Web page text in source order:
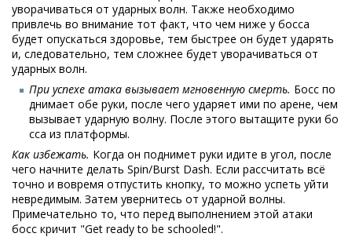
уворачиваться от ударных волн. Также необходимо
привлечь во внимание тот факт, что чем ниже у босса
будет опускаться здоровье, тем быстрее он будет ударять
и, следовательно, тем сложнее будет уворачиваться от
ударных волн.
При успехе атака вызывает мгновенную смерть. Босс по
днимает обе руки, после чего ударяет ими по арене, чем
вызывает ударную волну. После этого вытащите руки бо
сса из платформы.
Как избежать. Когда он поднимет руки идите в угол, после
чего начните делать Spin/Burst Dash. Если рассчитать всё
точно и вовремя отпустить кнопку, то можно успеть уйти
невредимым. Затем увернитесь от ударной волны.
Примечательно то, что перед выполнением этой атаки
босс кричит "Get ready to be schooled!".